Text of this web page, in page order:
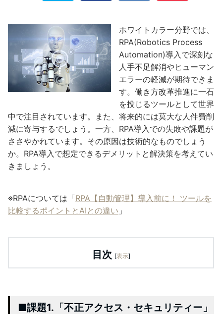
ホワイトカラー分野では、
RPA(Robotics Process
Automation)導入で深刻な
人手不足解消やヒューマン
エラーの軽減が期待できま
す。働き方改革推進に一石
を投じるツールとして世界
中で注目されています。また、将来的には莫大な人件費削
減に寄与するでしょう。一方、RPA導入での失敗や課題が
ささやかれています。その原因は技術的なものでしょう
か。RPA導入で想定できるデメリットと解決策を考えてい
きましょう。
※RPAについては「RPA【自動管理】導入前に！ ツールを
比較するポイントとAIとの違い 」
目次 [表示]
■課題1.「不正アクセス・セキュリティー」